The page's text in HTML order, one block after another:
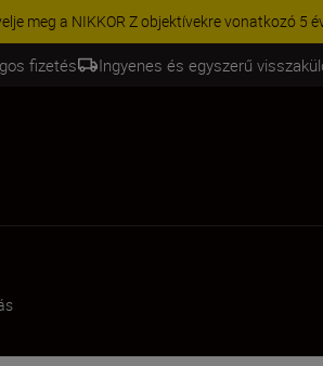
kiválasztott kiegészítőkre – egészítse ki
fizetés Ingyenes és egyszerű